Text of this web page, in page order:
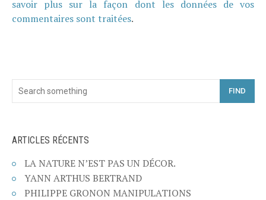
savoir plus sur la façon dont les données de vos
commentaires sont traitées.
FIND
ARTICLES RÉCENTS
LA NATURE N’EST PAS UN DÉCOR.
YANN ARTHUS BERTRAND
PHILIPPE GRONON MANIPULATIONS